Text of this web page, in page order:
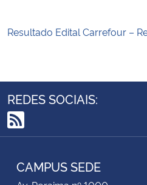
Resultado Edital Carrefour –
REDES SOCIAIS:
RSS
CAMPUS SEDE